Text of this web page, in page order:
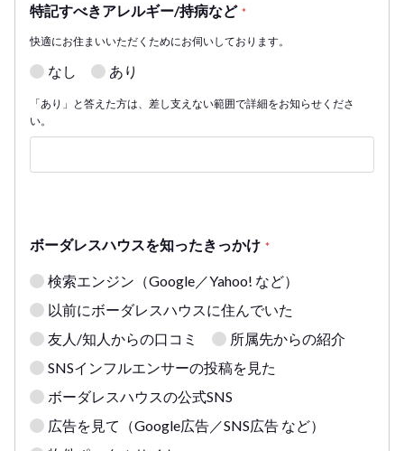
特記すべきアレルギー/持病など *
快適にお住まいいただくためにお伺いしております。
なし あり
「あり」と答えた方は、差し支えない範囲で詳細をお知らせくださ
い。
ボーダレスハウスを知ったきっかけ *
検索エンジン（Google／Yahoo! など）
以前にボーダレスハウスに住んでいた
友人/知人からの口コミ
所属先からの紹介
SNSインフルエンサーの投稿を見た
ボーダレスハウスの公式SNS
広告を見て（Google広告／SNS広告 など）